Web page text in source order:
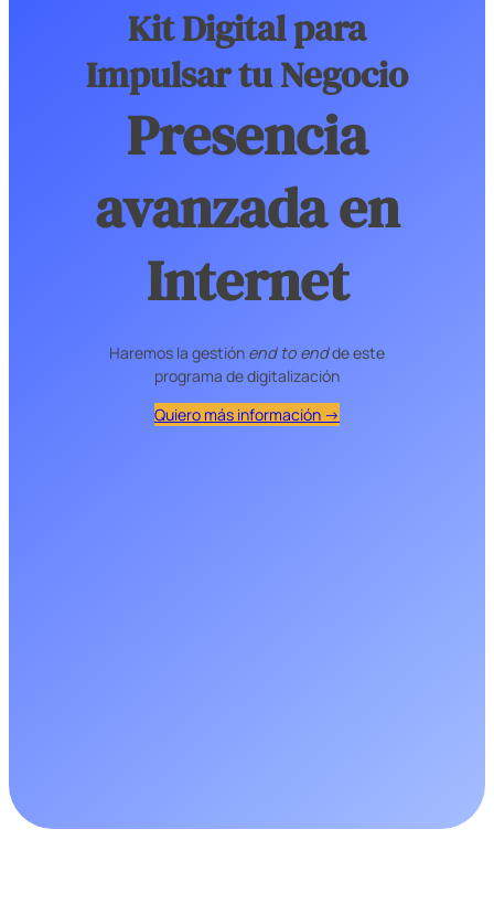
Kit Digital para
Impulsar tu Negocio
Presencia
avanzada en
Internet
Haremos la gestión end to endde este
programa de digitalización
Quiero más información →